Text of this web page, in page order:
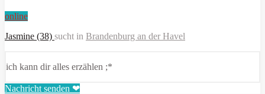
online
Jasmine (38) sucht in Brandenburg an der Havel
ich kann dir alles erzählen ;*
Nachricht senden ❤